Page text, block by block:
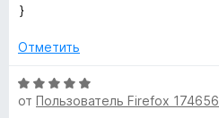
}
Отметить
О
ц
от Пользователь Firefox